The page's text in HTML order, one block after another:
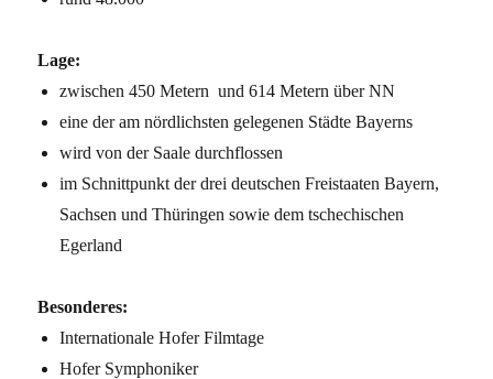
Lage:
zwischen 450 Metern und 614 Metern über NN
eine der am nördlichsten gelegenen Städte Bayerns
wird von der Saale durchflossen
im Schnittpunkt der drei deutschen Freistaaten Bayern,
Sachsen und Thüringen sowie dem tschechischen
Egerland
Besonderes:
Internationale Hofer Filmtage
Hofer Symphoniker